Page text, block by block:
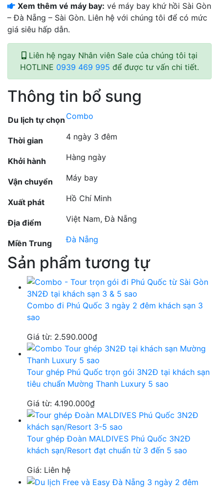
Xem thêm vé máy bay: vé máy bay khứ hồi Sài Gòn
– Đà Nẵng – Sài Gòn. Liên hệ với chúng tôi để có mức
giá siêu hấp dẫn.
Liên hệ ngay Nhân viên Sale của chúng tôi tại
HOTLINE 0939 469 995 để được tư vấn chi tiết.
Thông tin bổ sung
Du lịch tự chọn Combo
Thời gian 4 ngày 3 đêm
Khởi hành Hàng ngày
Vận chuyển Máy bay
Xuất phát Hồ Chí Minh
Địa điểm Việt Nam, Đà Nẵng
Miền Trung Đà Nẵng
Sản phẩm tương tự
Combo đi Phú Quốc 3 ngày 2 đêm khách sạn 3
sao
Giá từ: 2.590.000₫
Tour ghép Phú Quốc trọn gói 3N2Đ tại khách sạn
tiêu chuẩn Mường Thanh Luxury 5 sao
Giá từ: 4.190.000₫
Tour ghép Đoàn MALDIVES Phú Quốc 3N2Đ
khách sạn/Resort đạt chuẩn từ 3 đến 5 sao
Giá: Liên hệ